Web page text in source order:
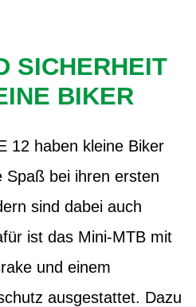
F
BIKER
12 haben kleine Biker
Spaß bei ihren ersten
sind dabei auch
ist das Mini-MTB mit
und einem
ausgestattet. Dazu